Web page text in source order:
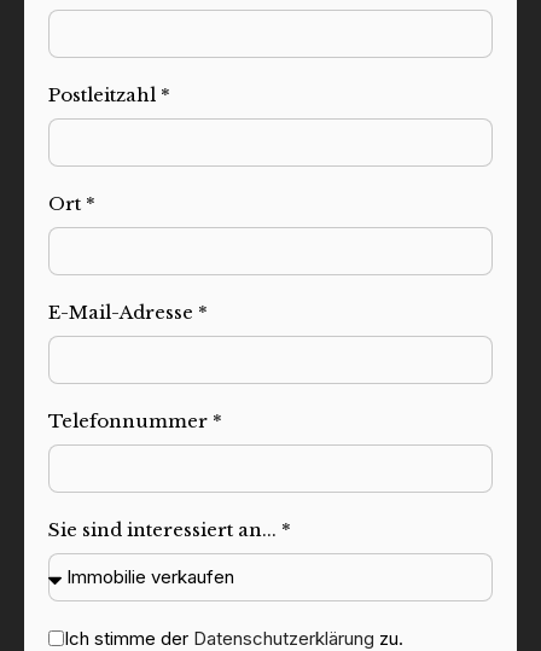
Postleitzahl *
Ort *
E-Mail-Adresse *
Telefonnummer *
Sie sind interessiert an... *
Ich stimme der Datenschutzerklärung zu.